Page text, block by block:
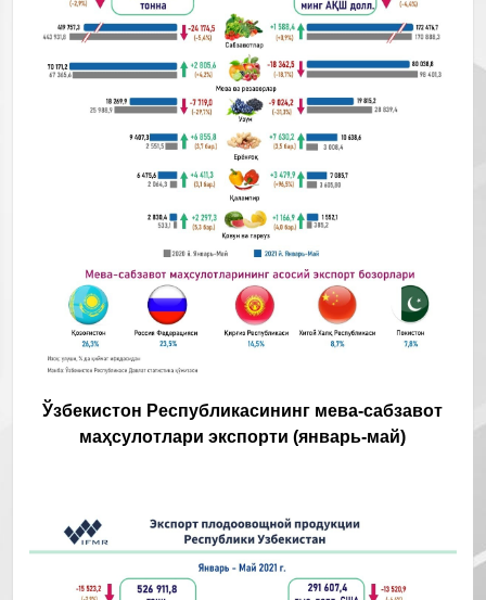
Ўзбекистон Республикасининг мева-сабзавот
маҳсулотлари экспорти (январь-май)